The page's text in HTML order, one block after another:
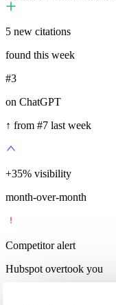
5 new citations
found this week
#3
on ChatGPT
↑ from #7 last week
+35% visibility
month-over-month
Competitor alert
Hubspot overtook you